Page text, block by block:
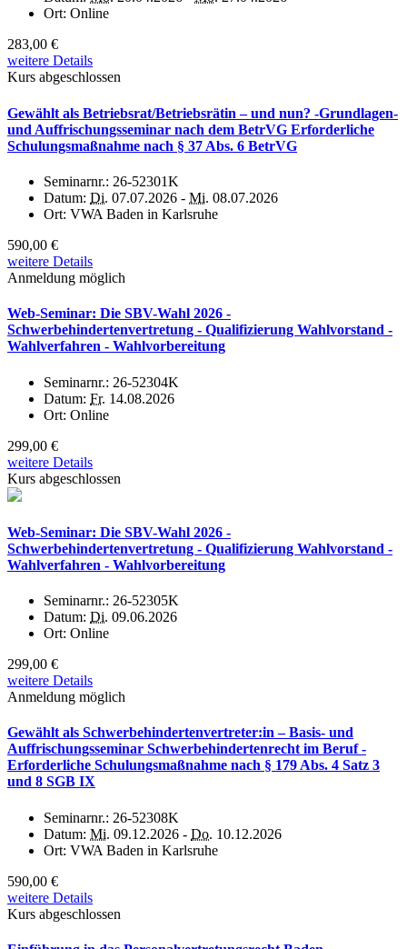
Ort: Online
283,00 €
weitere Details
Kurs abgeschlossen
Gewählt als Betriebsrat/Betriebsrätin – und nun? -Grundlagen-
und Auffrischungsseminar nach dem BetrVG Erforderliche
Schulungsmaßnahme nach § 37 Abs. 6 BetrVG
Seminarnr.: 26-52301K
Datum: Di. 07.07.2026 - Mi. 08.07.2026
Ort: VWA Baden in Karlsruhe
590,00 €
weitere Details
Anmeldung möglich
Web-Seminar: Die SBV-Wahl 2026 -
Schwerbehindertenvertretung - Qualifizierung Wahlvorstand -
Wahlverfahren - Wahlvorbereitung
Seminarnr.: 26-52304K
Datum: Fr. 14.08.2026
Ort: Online
299,00 €
weitere Details
Kurs abgeschlossen
Web-Seminar: Die SBV-Wahl 2026 -
Schwerbehindertenvertretung - Qualifizierung Wahlvorstand -
Wahlverfahren - Wahlvorbereitung
Seminarnr.: 26-52305K
Datum: Di. 09.06.2026
Ort: Online
299,00 €
weitere Details
Anmeldung möglich
Gewählt als Schwerbehindertenvertreter:in – Basis- und
Auffrischungsseminar Schwerbehindertenrecht im Beruf -
Erforderliche Schulungsmaßnahme nach § 179 Abs. 4 Satz 3
und 8 SGB IX
Seminarnr.: 26-52308K
Datum: Mi. 09.12.2026 - Do. 10.12.2026
Ort: VWA Baden in Karlsruhe
590,00 €
weitere Details
Kurs abgeschlossen